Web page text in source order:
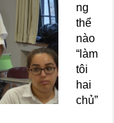
ng
thể
nào
“làm
tôi
hai
chủ”